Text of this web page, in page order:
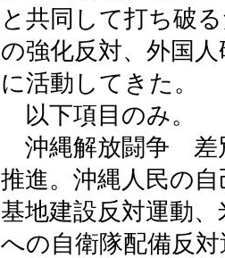
と共同して打ち破
の強化反対、外国
に活動してきた。
以下項目のみ。
沖縄解放闘争 差
推進。沖縄人民の
基地建設反対運動
への自衛隊配備反